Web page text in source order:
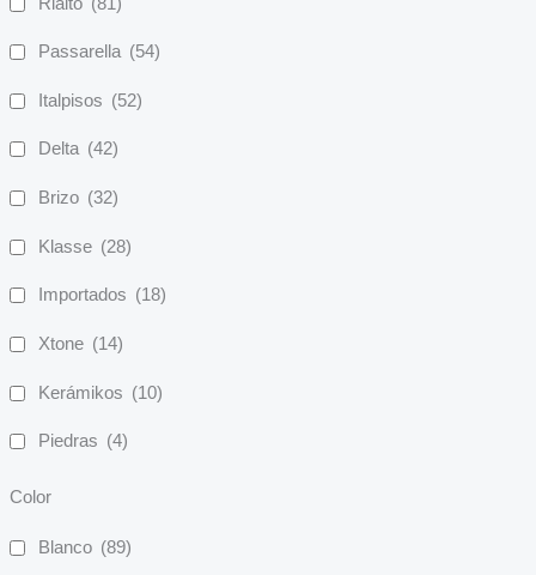
Passarella (54)
Italpisos (52)
Delta (42)
Brizo (32)
Klasse (28)
Importados (18)
Xtone (14)
Kerámikos (10)
Piedras (4)
Color
Blanco (89)